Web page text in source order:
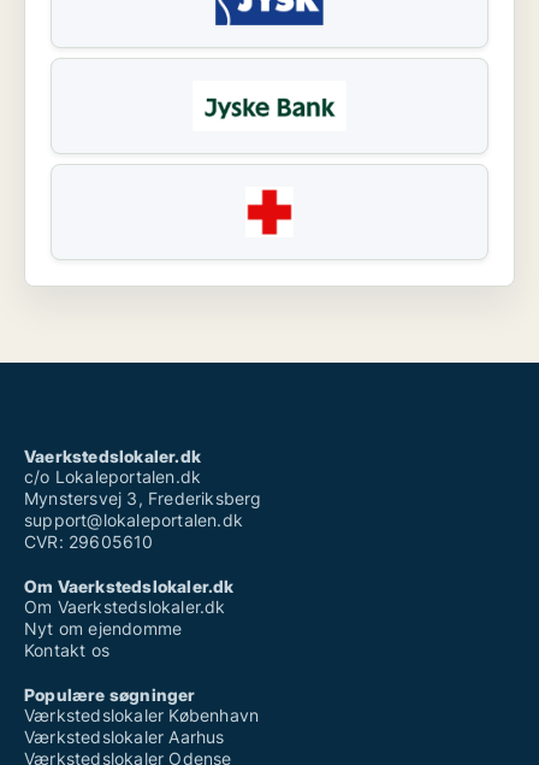
Vaerkstedslokaler.dk
c/o Lokaleportalen.dk
Mynstersvej 3, Frederiksberg
support@lokaleportalen.dk
CVR: 29605610
Om Vaerkstedslokaler.dk
Om Vaerkstedslokaler.dk
Nyt om ejendomme
Kontakt os
Populære søgninger
Værkstedslokaler København
Værkstedslokaler Aarhus
Værkstedslokaler Odense